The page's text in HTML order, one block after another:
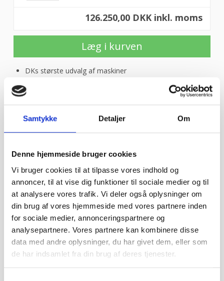
Samtykke Detaljer Om
Denne hjemmeside bruger cookies
Vi bruger cookies til at tilpasse vores indhold og
annoncer, til at vise dig funktioner til sociale medier og til
at analysere vores trafik. Vi deler også oplysninger om
din brug af vores hjemmeside med vores partnere inden
for sociale medier, annonceringspartnere og
analysepartnere. Vores partnere kan kombinere disse
data med andre oplysninger, du har givet dem, eller som
de har indsamlet fra din brug af deres tjenester.
Bemærk:FRAPRIS - BEMÆRK MANGE
KONFIGURATIONSMULIGHEDER - SPØRG FOR SPECIFIK
JEROS
Grovopvasker
9115
antal
Beskrivelse
Specifikationer:
-Vaskevolumen (BxHxD): 810x590x635 mm
-Maskindimension (BxDxH1xH2): 960x855x2100x1631
mm
-Euronormkasser 400×600 mm: 2 stk.
126.250,00 DKK inkl. moms
Læg i kurven
DKs største udvalg af maskiner
10.000 m2 lager og hurtig levering